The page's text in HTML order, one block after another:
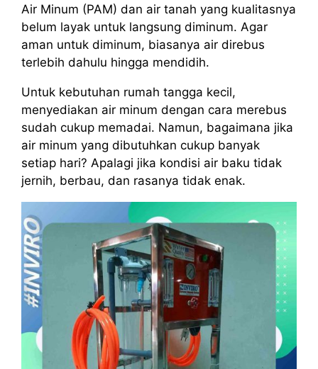
Air Minum (PAM) dan air tanah yang kualitasnya
belum layak untuk langsung diminum. Agar
aman untuk diminum, biasanya air direbus
terlebih dahulu hingga mendidih.
Untuk kebutuhan rumah tangga kecil,
menyediakan air minum dengan cara merebus
sudah cukup memadai. Namun, bagaimana jika
air minum yang dibutuhkan cukup banyak
setiap hari? Apalagi jika kondisi air baku tidak
jernih, berbau, dan rasanya tidak enak.